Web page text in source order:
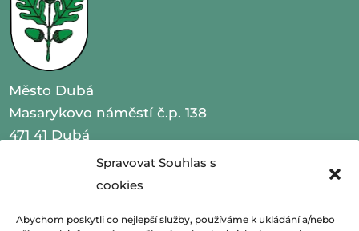
Spravovat Souhlas s
cookies
Abychom poskytli co nejlepší služby, používáme k ukládání a/nebo
Město Dubá
Masarykovo náměstí č.p. 138
471 41 Dubá
IČO 00260479